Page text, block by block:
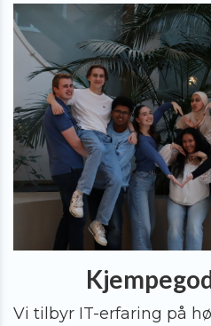
Vi tilbyr IT-erfaring på